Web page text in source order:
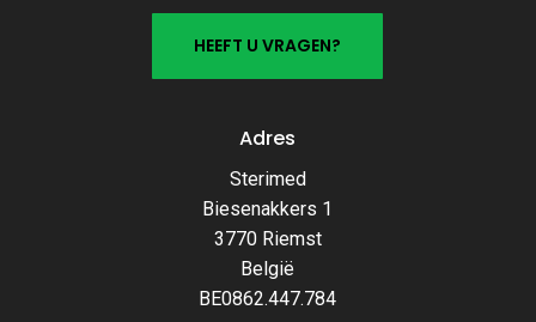
HEEFT U VRAGEN?
Adres
Sterimed
Biesenakkers 1
3770 Riemst
België
BE0862.447.784
in
beeld
Veel gestelde vragen
Online direct uw antwoord